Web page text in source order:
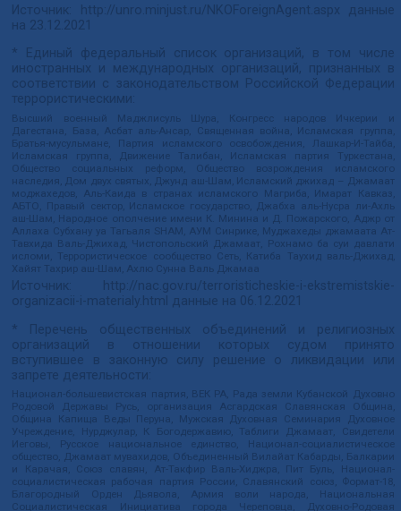
Источник: http://unro.minjust.ru/NKOForeignAgent.aspx данные
на 23.12.2021
* Единый федеральный список организаций, в том числе
иностранных и международных организаций, признанных в
соответствии с законодательством Российской Федерации
террористическими:
Высший военный Маджлисуль Шура, Конгресс народов Ичкерии и
Дагестана, База, Асбат аль-Ансар, Священная война, Исламская группа,
Братья-мусульмане, Партия исламского освобождения, Лашкар-И-Тайба,
Исламская группа, Движение Талибан, Исламская партия Туркестана,
Общество социальных реформ, Общество возрождения исламского
наследия, Дом двух святых, Джунд аш-Шам, Исламский джихад – Джамаат
моджахедов, Аль-Каида в странах исламского Магриба, Имарат Кавказ,
АБТО, Правый сектор, Исламское государство, Джабха аль-Нусра ли-Ахль
аш-Шам, Народное ополчение имени К. Минина и Д. Пожарского, Аджр от
Аллаха Субхану уа Тагьаля SHAM, АУМ Синрике, Муджахеды джамаата Ат-
Тавхида Валь-Джихад, Чистопольский Джамаат, Рохнамо ба суи давлати
исломи, Террористическое сообщество Сеть, Катиба Таухид валь-Джихад,
Хайят Тахрир аш-Шам, Ахлю Сунна Валь Джамаа
Источник:
http://nac.gov.ru/terroristicheskie-i-ekstremistskie-
organizacii-i-materialy.html данные на 06.12.2021
* Перечень общественных объединений и религиозных
организаций в отношении которых судом принято
вступившее в законную силу решение о ликвидации или
запрете деятельности:
Национал-большевистская партия, ВЕК РА, Рада земли Кубанской Духовно
Родовой Державы Русь, организация Асгардская Славянская Община,
Община Капища Веды Перуна, Мужская Духовная Семинария Духовное
Учреждение, Нурджулар, К Богодержавию, Таблиги Джамаат, Свидетели
Иеговы, Русское национальное единство, Национал-социалистическое
общество, Джамаат мувахидов, Объединенный Вилайат Кабарды, Балкарии
и Карачая, Союз славян, Ат-Такфир Валь-Хиджра, Пит Буль, Национал-
социалистическая рабочая партия России, Славянский союз, Формат-18,
Благородный Орден Дьявола, Армия воли народа, Национальная
Социалистическая Инициатива города Череповца, Духовно-Родовая